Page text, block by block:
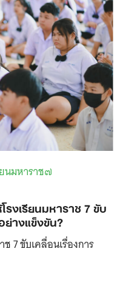
ยนมหาราช๗
งเรียนมหาราช 7 ขับ
างแข็งขัน?
7 ขับเคลื่อนเรื่องการ